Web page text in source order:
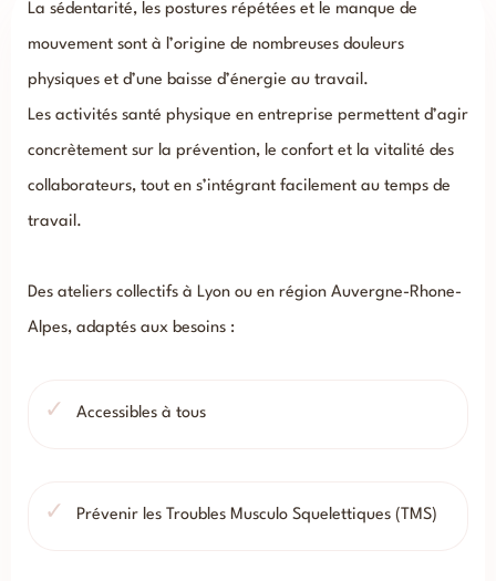
La sédentarité, les postures répétées et le manque de
mouvement sont à l’origine de nombreuses douleurs
physiques et d’une baisse d’énergie au travail.
Les activités santé physique en entreprise permettent d’agir
concrètement sur la prévention, le confort et la vitalité des
collaborateurs, tout en s’intégrant facilement au temps de
travail.
Des ateliers collectifs à Lyon ou en région Auvergne-Rhone-
Alpes, adaptés aux besoins :
Accessibles à tous
Prévenir les Troubles Musculo Squelettiques (TMS)